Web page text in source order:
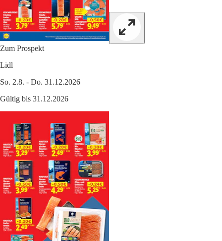
Zum Prospekt
Lidl
So. 2.8. - Do. 31.12.2026
Gültig bis 31.12.2026